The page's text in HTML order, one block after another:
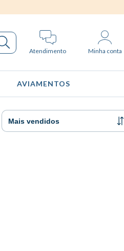
Atendimento Minha conta
AVIAMENTOS